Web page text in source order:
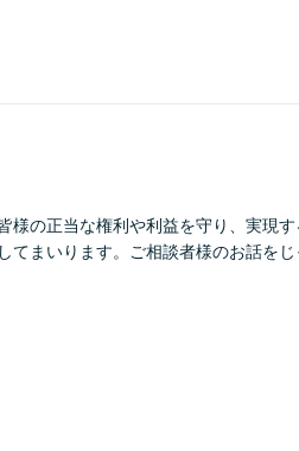
様の正当な権利や利益を守り、実現
てまいります。ご相談者様のお話を